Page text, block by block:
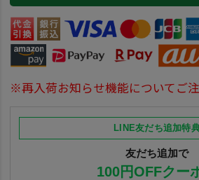
※再入荷お知らせ機能についてご
LINE友だち追加特
友だち追加で
100円OFFクー